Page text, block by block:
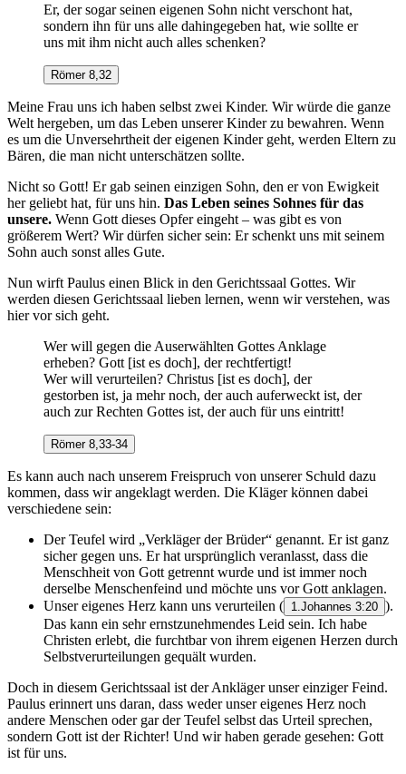
Er, der sogar seinen eigenen Sohn nicht verschont hat,
sondern ihn für uns alle dahingegeben hat, wie sollte er
uns mit ihm nicht auch alles schenken?
Römer 8,32
Meine Frau uns ich haben selbst zwei Kinder. Wir würde die ganze
Welt hergeben, um das Leben unserer Kinder zu bewahren. Wenn
es um die Unversehrtheit der eigenen Kinder geht, werden Eltern zu
Bären, die man nicht unterschätzen sollte.
Nicht so Gott! Er gab seinen einzigen Sohn, den er von Ewigkeit
her geliebt hat, für uns hin. Das Leben seines Sohnes für das
unsere. Wenn Gott dieses Opfer eingeht – was gibt es von
größerem Wert? Wir dürfen sicher sein: Er schenkt uns mit seinem
Sohn auch sonst alles Gute.
Nun wirft Paulus einen Blick in den Gerichtssaal Gottes. Wir
werden diesen Gerichtssaal lieben lernen, wenn wir verstehen, was
hier vor sich geht.
Wer will gegen die Auserwählten Gottes Anklage
erheben? Gott [ist es doch], der rechtfertigt!
Wer will verurteilen? Christus [ist es doch], der
gestorben ist, ja mehr noch, der auch auferweckt ist, der
auch zur Rechten Gottes ist, der auch für uns eintritt!
Römer 8,33-34
Es kann auch nach unserem Freispruch von unserer Schuld dazu
kommen, dass wir angeklagt werden. Die Kläger können dabei
verschiedene sein:
Der Teufel wird „Verkläger der Brüder“ genannt. Er ist ganz
sicher gegen uns. Er hat ursprünglich veranlasst, dass die
Menschheit von Gott getrennt wurde und ist immer noch
derselbe Menschenfeind und möchte uns vor Gott anklagen.
Unser eigenes Herz kann uns verurteilen ( 1.Johannes 3:20 ).
Das kann ein sehr ernstzunehmendes Leid sein. Ich habe
Christen erlebt, die furchtbar von ihrem eigenen Herzen durch
Selbstverurteilungen gequält wurden.
Doch in diesem Gerichtssaal ist der Ankläger unser einziger Feind.
Paulus erinnert uns daran, dass weder unser eigenes Herz noch
andere Menschen oder gar der Teufel selbst das Urteil sprechen,
sondern Gott ist der Richter! Und wir haben gerade gesehen: Gott
ist für uns.